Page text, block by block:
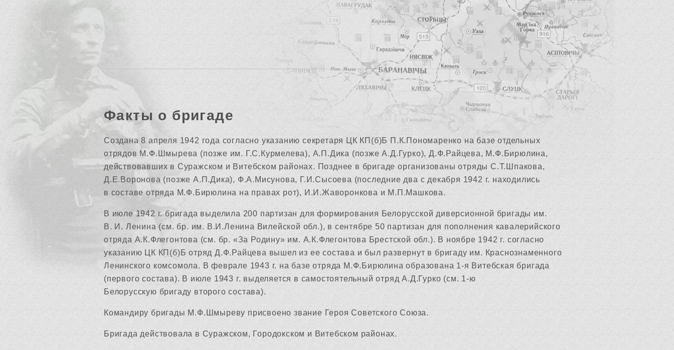
Факты о бригаде
Создана 8 апреля 1942 года согласно указанию секретаря ЦК КП(б)Б П.К.Пономаренко на базе отдельных
отрядов М.Ф.Шмырева (позже им. Г.С.Курмелева), А.П.Дика (позже А.Д.Гурко), Д.Ф.Райцева, М.Ф.Бирюлина,
действовавших в Суражском и Витебском районах. Позднее в бригаде организованы отряды С.Т.Шпакова,
Д.Е.Воронова (позже А.П.Дика), Ф.А.Мисунова, Г.И.Сысоева (последние два с декабря 1942 г. находились
в составе отряда М.Ф.Бирюлина на правах рот), И.И.Жаворонкова и М.П.Машкова.
В июле 1942 г. бригада выделила 200 партизан для формирования Белорусской диверсионной бригады им.
В. И. Ленина (см. бр. им. В.И.Ленина Вилейской обл.), в сентябре 50 партизан для пополнения кавалерийского
отряда А.К.Флегонтова (см. бр. «За Родину» им. А.К.Флегонтова Брестской обл.). В ноябре 1942 г. согласно
указанию ЦК КП(б)Б отряд Д.Ф.Райцева вышел из ее состава и был развернут в бригаду им. Краснознаменного
Ленинского комсомола. В феврале 1943 г. на базе отряда М.Ф.Бирюлина образована 1-я Витебская бригада
(первого состава). В июле 1943 г. выделяется в самостоятельный отряд А.Д.Гурко (см. 1-ю
Белорусскую бригаду второго состава).
Командиру бригады М.Ф.Шмыреву присвоено звание Героя Советского Союза.
Бригада действовала в Суражском, Городокском и Витебском районах.